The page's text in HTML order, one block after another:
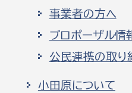
事業者の方へ
プロポーザル情
公民連携の取り
小田原について